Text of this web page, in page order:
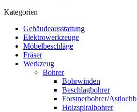
Kategorien
Gebäudeausstattung
Elektrowerkzeuge
Möbelbeschläge
Fräser
Werkzeug
Bohrer
Bohrwinden
Beschlagbohrer
Forstnerbohrer/
Holzspiralbohrer